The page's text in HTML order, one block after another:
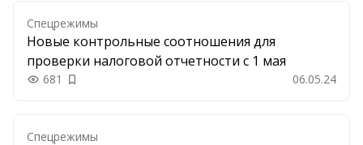
Спецрежимы
Новые контрольные соотношения для
проверки налоговой отчетности с 1 мая
681 Добавить в закладки 06.05.24
Спецрежимы